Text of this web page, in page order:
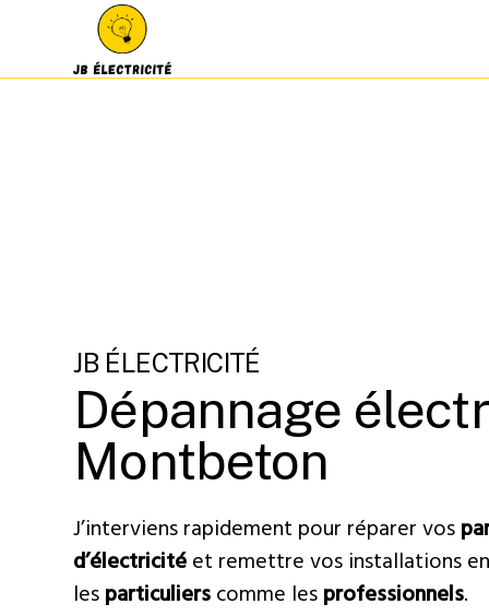
JB ÉLECTRICITÉ
Dépannage
Montbeton
J’interviens rapidement pour réparer vos
d’électricitéet remettre vos installations
lesparticulierscomme lesprofessionnels.